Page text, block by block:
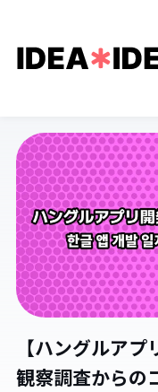
【ハングルア
観察調査からの